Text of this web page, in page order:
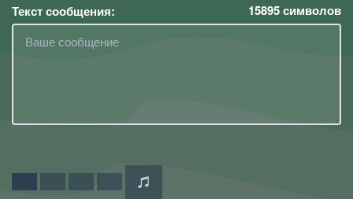
Текст сообщения: 15895символов